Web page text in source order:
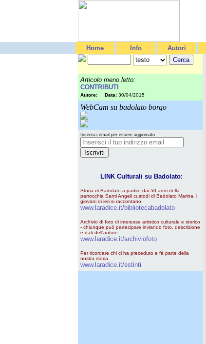
Home Info Autori
Articolo meno letto:
CONTRIBUTI
Autore: Data: 30/04/2015
WebCam su badolato borgo
Inserisci email per essere aggiornato
LINK Culturali su Badolato:
Storia di Badolato a partire dai 50 anni della
parrocchia Santi Angeli custodi di Badolato Marina, i
giovani di ieri si raccontano.
www.laradice.it/bibliotecabadolato
Archivio di foto di interesse artistico culturale e storico
- chiunque può partecipare inviando foto, descrizione
e dati dell'autore
www.laradice.it/archiviofoto
Per ricordare chi ci ha preceduto e fà parte della
nostra storia
www.laradice.it/estinti